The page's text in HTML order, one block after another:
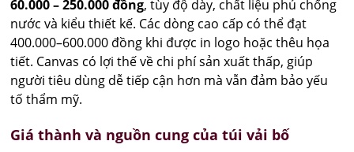
60.000 – 250.000 đồng, tùy độ dày, chất liệu phủ chống
nước và kiểu thiết kế. Các dòng cao cấp có thể đạt
400.000–600.000 đồng khi được in logo hoặc thêu họa
tiết. Canvas có lợi thế về chi phí sản xuất thấp, giúp
người tiêu dùng dễ tiếp cận hơn mà vẫn đảm bảo yếu
tố thẩm mỹ.
Giá thành và nguồn cung của túi vải bố